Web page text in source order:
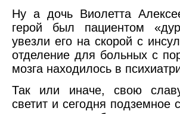
Ну а дочь Виолетта
герой был пациентом
увезли его на скорой с
отделение для больных с
мозга находилось в
Так или иначе, свою
светит и сегодня подземное